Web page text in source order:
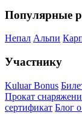
Популярные
Непал Альпи
Участнику
Kuluar Bonus
Прокат
сертификат Блог